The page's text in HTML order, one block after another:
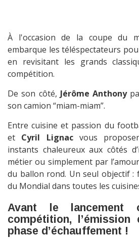
À l'occasion de la coupe du
embarque les téléspectateurs
en revisitant les grands
compétition.
De son côté, Jérôme Anthony
son camion “miam-miam”.
Entre cuisine et passion du
et Cyril Lignacvous
instants chaleureux aux côtés
métier ou simplement par
du ballon rond. Un seul objectif :
du Mondial dans toutes les
Avant le
compétition, l’émission
phase d’échauffement !